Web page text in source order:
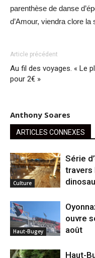
parenthèse de danse
d’Amour, viendra clore la
Article précédent
Au fil des voyages. « Le
pour 2€ »
Anthony Soares
ARTICLES CONNEXES
Culture
Série
travers
Haut-Bugey
ouvre
août
Haut-